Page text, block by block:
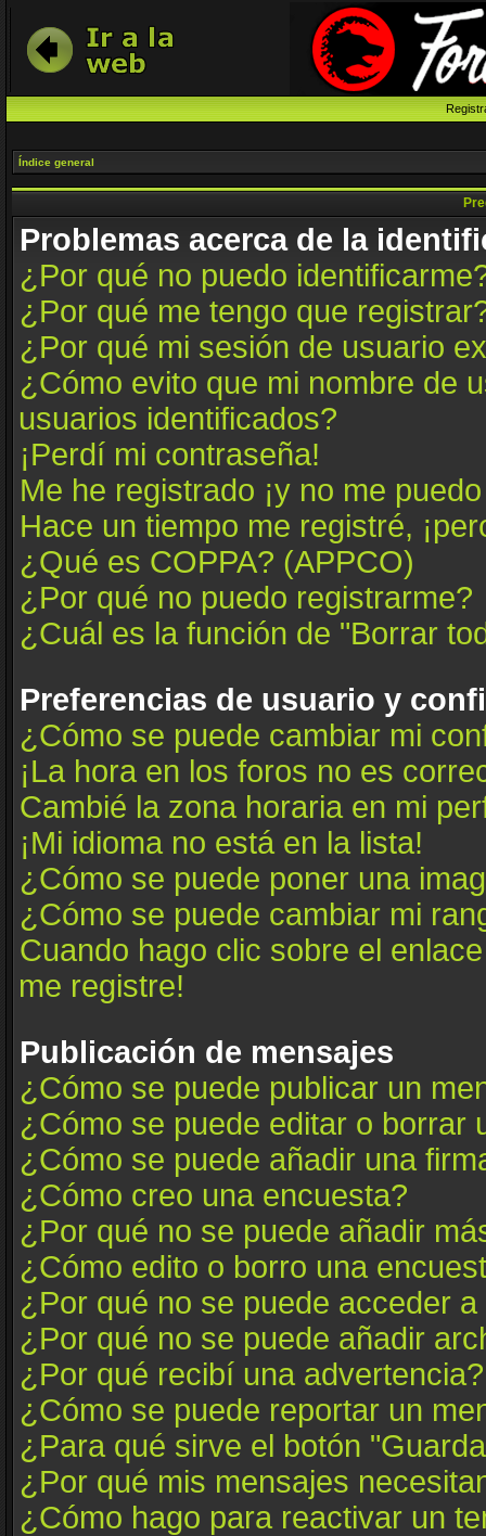
Índice general
Problemas acerca de la
¿Por qué no puedo
¿Por qué me tengo que
¿Por qué mi sesión de usuario
¿Cómo evito que mi nombre de
usuarios identificados?
¡Perdí mi contraseña!
Me he registrado ¡y no me
Hace un tiempo me registré,
¿Qué es COPPA? (APPCO)
¿Por qué no puedo registrarme?
¿Cuál es la función de "Borrar
Preferencias de usuario y
¿Cómo se puede cambiar mi
¡La hora en los foros no es
Cambié la zona horaria en mi
¡Mi idioma no está en la lista!
¿Cómo se puede poner una
¿Cómo se puede cambiar mi
Cuando hago clic sobre el
me registre!
Publicación de mensajes
¿Cómo se puede publicar un
¿Cómo se puede editar o borrar
¿Cómo se puede añadir una
¿Cómo creo una encuesta?
¿Por qué no se puede añadir
¿Cómo edito o borro una
¿Por qué no se puede acceder
¿Por qué no se puede añadir
¿Por qué recibí una advertencia?
¿Cómo se puede reportar un
¿Para qué sirve el botón
¿Por qué mis mensajes
¿Cómo hago para reactivar un